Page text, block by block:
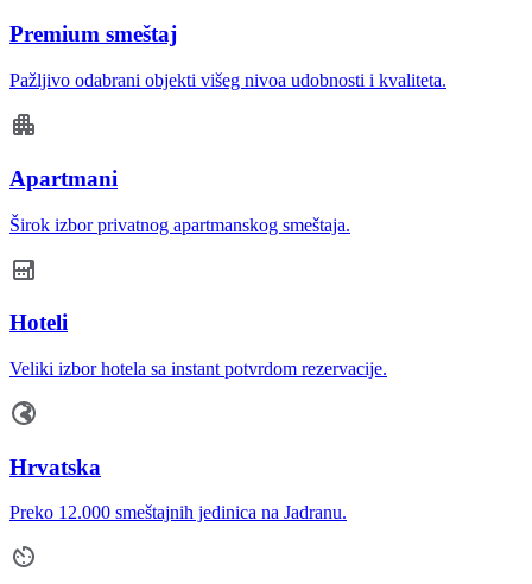
Premium smeštaj
Pažljivo odabrani objekti višeg nivoa udobnosti i kvaliteta.
Apartmani
Širok izbor privatnog apartmanskog smeštaja.
Hoteli
Veliki izbor hotela sa instant potvrdom rezervacije.
Hrvatska
Preko 12.000 smeštajnih jedinica na Jadranu.